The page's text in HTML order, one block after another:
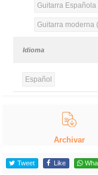
Guitarra Española
Guitarra moderna
Idioma
Español
Archivar
Tweet Like